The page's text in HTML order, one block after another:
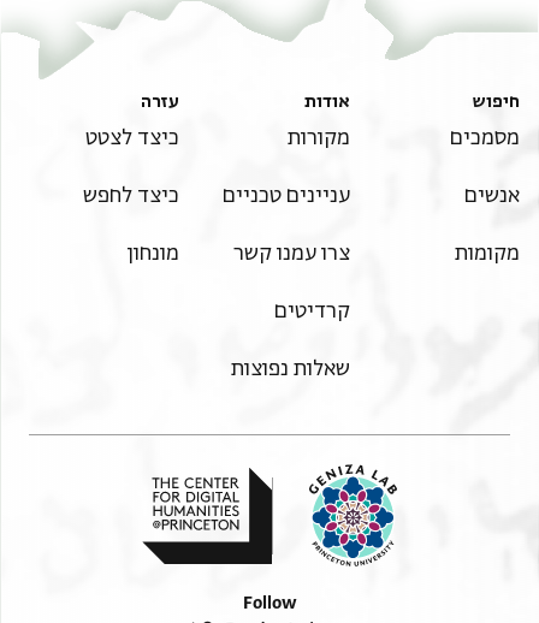
חיפוש
מסמכים
אנשים
מקומות
אודות
מקורות
עניינים טכניים
צרו עמנו קשר
קרדיטים
שאלות נפוצות
עזרה
כיצד לצטט
כיצד לחפש
מונחון
Follow